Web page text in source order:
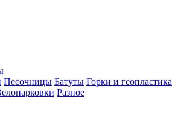
Песочницы Батуты Горки и геопластика
Разное